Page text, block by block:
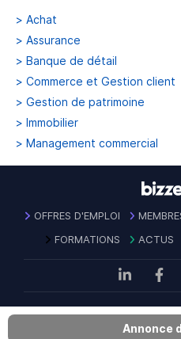
Annonce
> Achat
> Assurance
> Banque de détail
> Commerce et Gestion client
> Gestion de patrimoine
> Immobilier
> Management commercial
OFFRES D'EMPLOI
FORMATIONS
ACTUS
| CGU |